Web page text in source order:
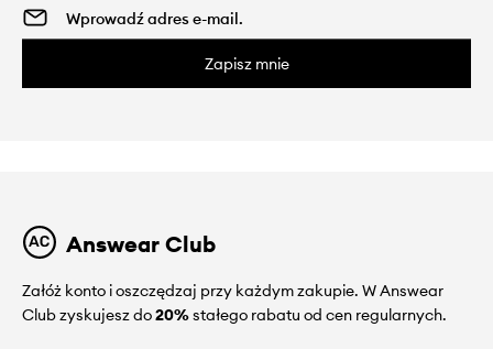
Zapisz mnie
Answear Club
Załóż konto i oszczędzaj przy każdym zakupie. W Answear
Club zyskujesz do20%stałego rabatu od cen regularnych.